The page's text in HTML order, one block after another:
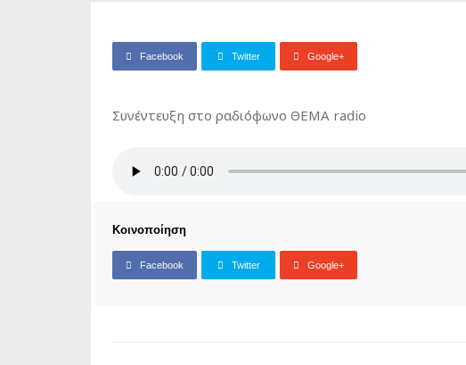
Facebook Twitter Google+
Συνέντευξη στο ραδιόφωνο ΘΕΜΑ radio
Κοινοποίηση
Facebook Twitter Google+